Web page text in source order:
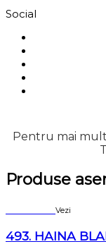
Social
Pentru mai
Produse
Vezi
493. HAINA